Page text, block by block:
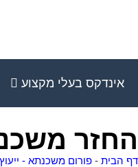
אינדקס בעלי מקצוע
החזר
דף הבית - פורום משכנתא - ייעוץ